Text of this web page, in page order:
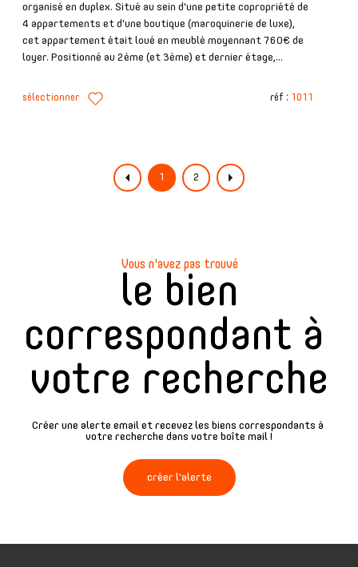
organisé en duplex. Situé au sein d'une petite copropriété de
4 appartements et d'une boutique (maroquinerie de luxe),
cet appartement était loué en meublé moyennant 760€ de
loyer. Positionné au 2ème (et 3ème) et dernier étage,...
sélectionner réf : 1011
1 2
Vous n'avez pas trouvé
le bien
correspondant à
votre recherche
Créer une alerte email et recevez les biens correspondants à
votre recherche dans votre boîte mail !
créer l'alerte